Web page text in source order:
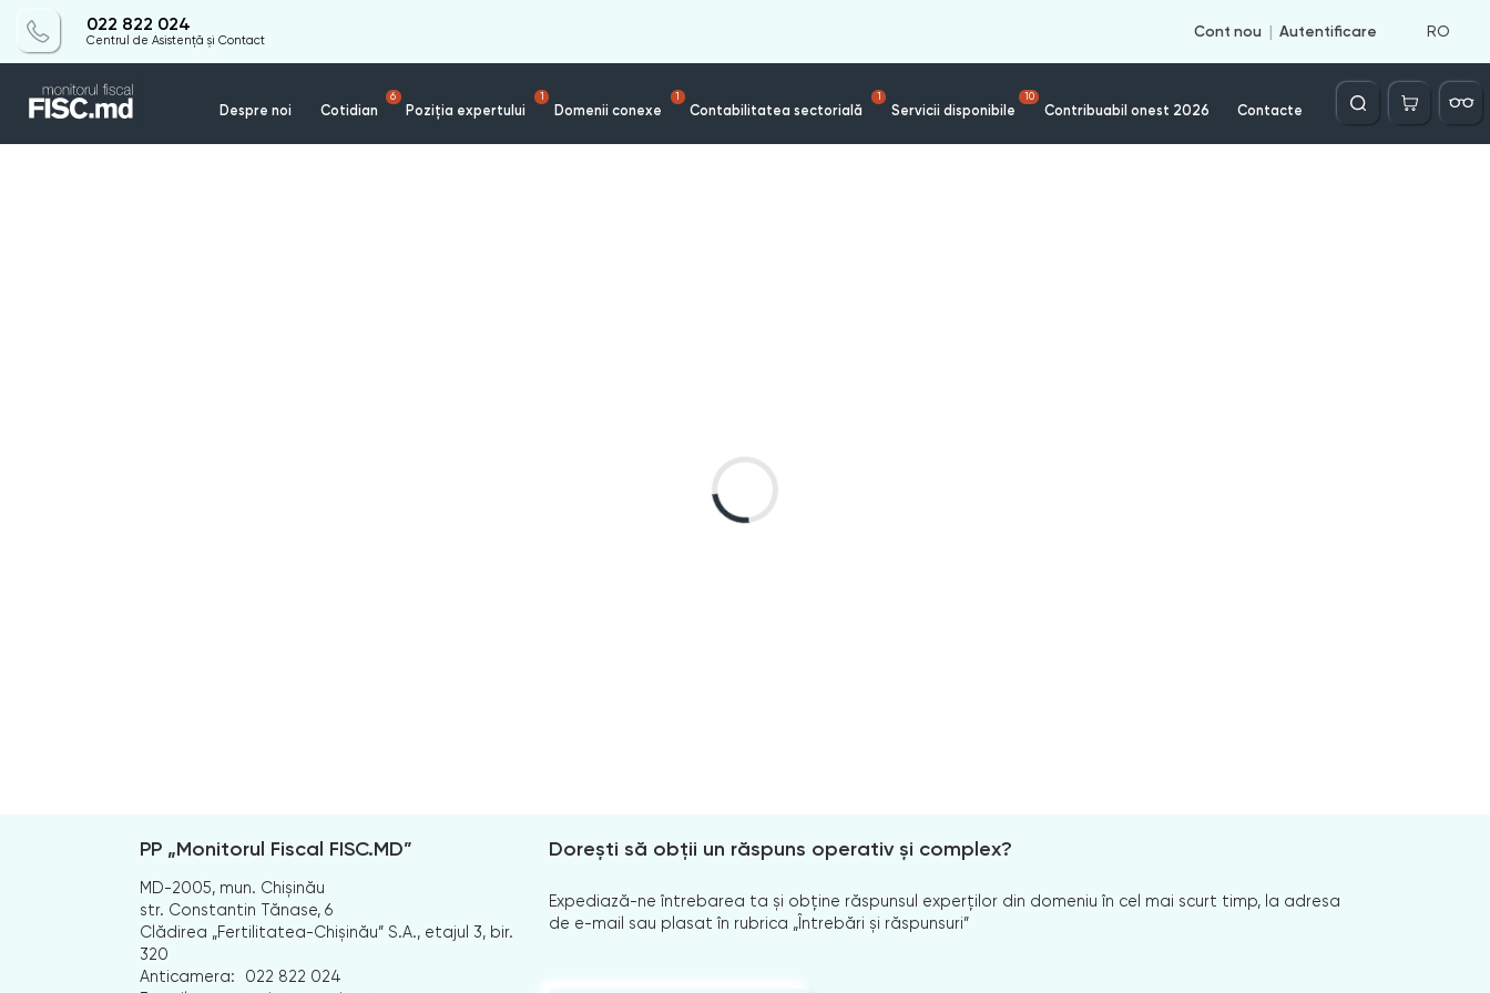
022 822 024
Centrul de Asistență și Contact
Cont nou Autentificare RO
Despre noi Cotidian
6
Poziția expertului
1
Domenii conexe
1
Contabilitatea sectorială
1
Servicii disponibile
10
Contribuabil onest 2026 Contacte
Căutare
PP „Monitorul Fiscal FISC.MD”
MD-2005, mun. Chișinău
str. Constantin Tănase, 6
Clădirea „Fertilitatea-Chișinău” S.A., etajul 3, bir.
320
Anticamera:
022 822 024
Dorești să obții un răspuns operativ și complex?
Expediază-ne întrebarea ta și obține răspunsul experților din domeniu în cel mai scurt timp, la adresa
de e-mail sau plasat în rubrica „Întrebări și răspunsuri”